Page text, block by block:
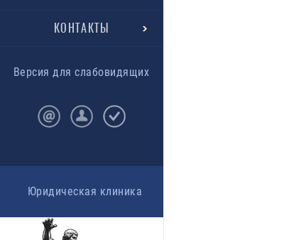
КОНТАКТЫ
Версия для слабовидящих
Юридическая клиника